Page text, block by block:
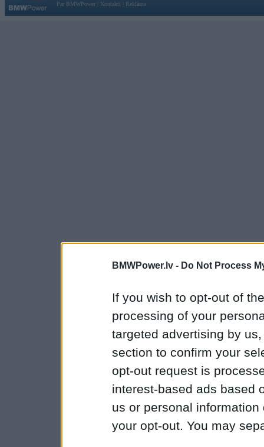
BMWPower.lv - Do Not Process
If you wish to opt-out of
processing of your
targeted advertising by
section to confirm your
opt-out request is
interest-based ads based
us or personal
your opt-out. You may
Par BMWPower
Kontakti Reklāma